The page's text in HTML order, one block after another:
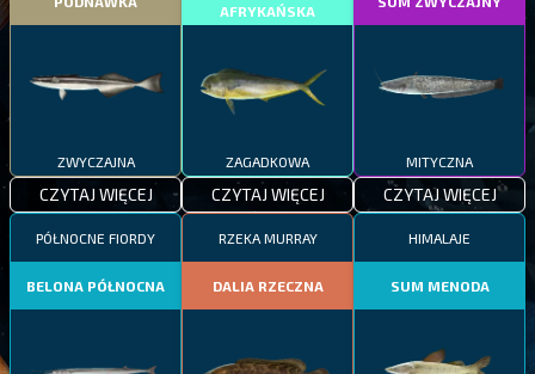
ZWYCZAJNA
CZYTAJ WIĘCEJ
AFRYKAŃSKA
ZAGADKOWA
CZYTAJ WIĘCEJ
MITYCZNA
CZYTAJ WIĘCEJ
PÓŁNOCNE FIORDY
BELONA PÓŁNOCNA
RZEKA MURRAY
DALIA RZECZNA
HIMALAJE
SUM MENODA